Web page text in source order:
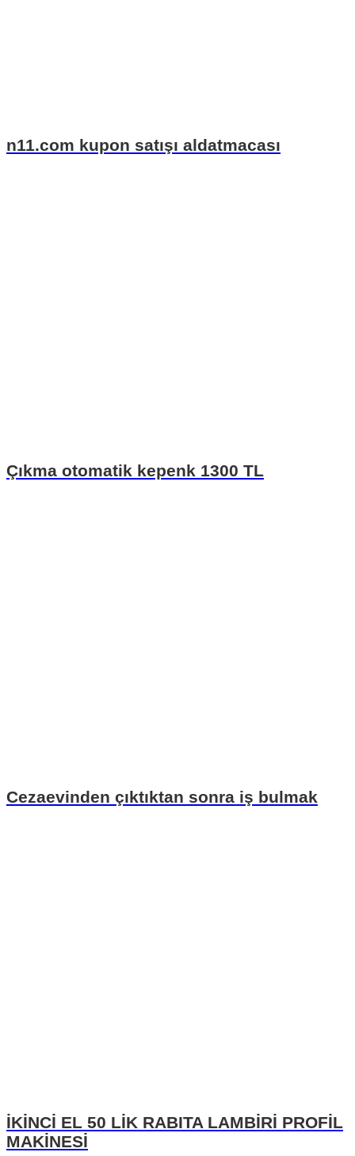
n11.com kupon satışı aldatmacası
Çıkma otomatik kepenk 1300 TL
Cezaevinden çıktıktan sonra iş bulmak
İKİNCİ EL 50 LİK RABITA LAMBİRİ PROFİL
MAKİNESİ